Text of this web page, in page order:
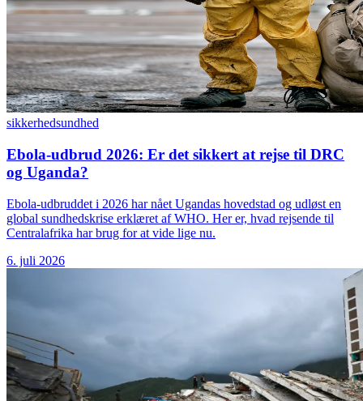
sikkerhedsundhed
Ebola-udbrud 2026: Er det sikkert at rejse til DRC
og Uganda?
Ebola-udbruddet i 2026 har nået Ugandas hovedstad og udløst en
global sundhedskrise erklæret af WHO. Her er, hvad rejsende til
Centralafrika har brug for at vide lige nu.
6. juli 2026